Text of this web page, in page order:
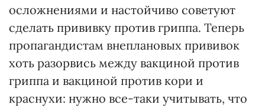
осложнениями и настойчиво советуют
сделать прививку против гриппа. Теперь
пропагандистам внеплановых прививок
хоть разорвись между вакциной против
гриппа и вакциной против кори и
краснухи: нужно все-таки учитывать, что